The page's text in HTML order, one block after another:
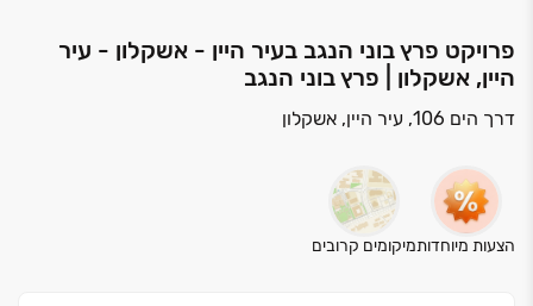
פרויקט פרץ בוני הנגב בעיר היין - אשקלון - עיר
היין, אשקלון | פרץ בוני הנגב
דרך הים 106, עיר היין, אשקלון
הצעות מיוחדותמיקומים קרובים